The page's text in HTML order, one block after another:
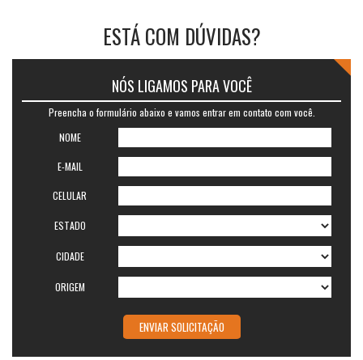
ESTÁ COM DÚVIDAS?
NÓS LIGAMOS PARA VOCÊ
Preencha o formulário abaixo e vamos entrar em contato com você.
NOME
E-MAIL
CELULAR
ESTADO
CIDADE
ORIGEM